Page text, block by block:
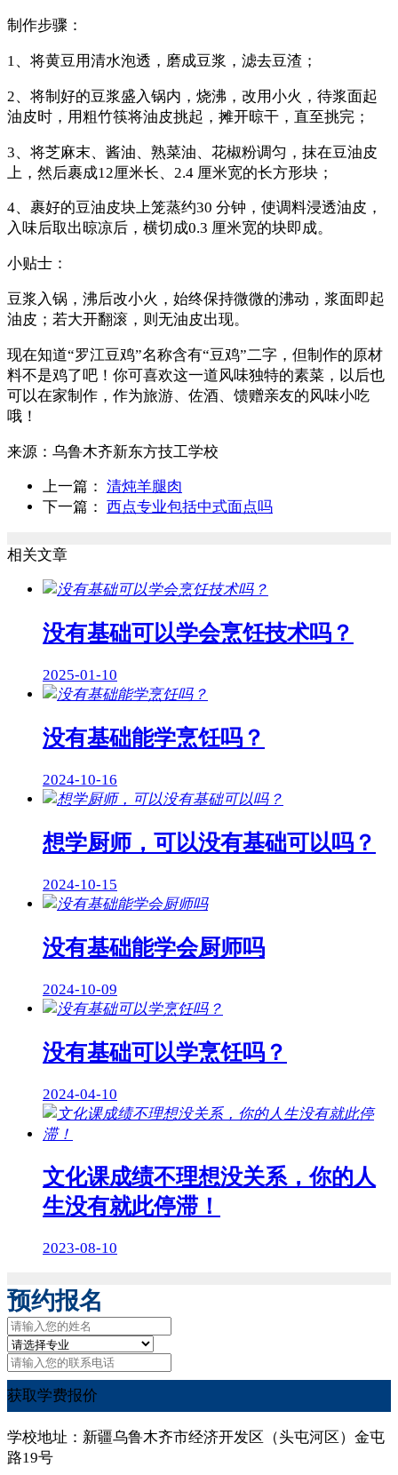
制作步骤：
1、将黄豆用清水泡透，磨成豆浆，滤去豆渣；
2、将制好的豆浆盛入锅内，烧沸，改用小火，待浆面起
油皮时，用粗竹筷将油皮挑起，摊开晾干，直至挑完；
3、将芝麻末、酱油、熟菜油、花椒粉调匀，抹在豆油皮
上，然后裹成12厘米长、2.4 厘米宽的长方形块；
4、裹好的豆油皮块上笼蒸约30 分钟，使调料浸透油皮，
入味后取出晾凉后，横切成0.3 厘米宽的块即成。
小贴士：
豆浆入锅，沸后改小火，始终保持微微的沸动，浆面即起
油皮；若大开翻滚，则无油皮出现。
现在知道“罗江豆鸡”名称含有“豆鸡”二字，但制作的原材
料不是鸡了吧！你可喜欢这一道风味独特的素菜，以后也
可以在家制作，作为旅游、佐酒、馈赠亲友的风味小吃
哦！
来源： 乌鲁木齐新东方技工学校
上一篇： 清炖羊腿肉
下一篇： 西点专业包括中式面点吗
相关文章
没有基础可以学会烹饪技术吗？
2025-01-10
没有基础能学烹饪吗？
2024-10-16
想学厨师，可以没有基础可以吗？
2024-10-15
没有基础能学会厨师吗
2024-10-09
没有基础可以学烹饪吗？
2024-04-10
文化课成绩不理想没关系，你的人
生没有就此停滞！
2023-08-10
预约报名
获取学费报价
学校地址：新疆乌鲁木齐市经济开发区（头屯河区）金屯
路19号